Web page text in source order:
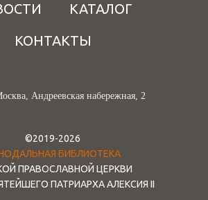
КАТАЛОГ
КОНТАКТЫ
Андреевская набережная, 2
©2019-2026
БИБЛИОТЕКА
ПРАВОСЛАВНОЙ ЦЕРКВИ
ПАТРИАРХА АЛЕКСИЯ II